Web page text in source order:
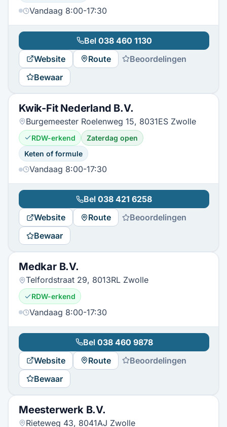
Vandaag 8:00-17:30
Bel 038 460 1130
Website
Route
Beoordelingen
Bewaar
Kwik-Fit Nederland B.V.
Burgemeester Roelenweg 15, 8031ES Zwolle
RDW-erkend
Zaterdag open
Keten of formule
Vandaag 8:00-17:30
Bel 038 421 6258
Website
Route
Beoordelingen
Bewaar
Medkar B.V.
Telfordstraat 29, 8013RL Zwolle
RDW-erkend
Vandaag 8:00-17:30
Bel 038 460 9878
Website
Route
Beoordelingen
Bewaar
Meesterwerk B.V.
Rieteweg 43, 8041AJ Zwolle